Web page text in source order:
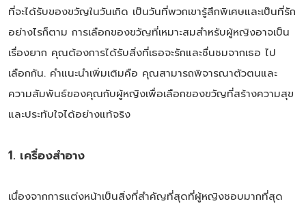
ที่จะได้รับของขวัญในวันเกิด เป็นวันที่พวกเขารู้สึกพิเศษและเป็นที่รัก
อย่างไรก็ตาม การเลือกของขวัญที่เหมาะสมสำหรับผู้หญิงอาจเป็น
เรื่องยาก คุณต้องการได้รับสิ่งที่เธอจะรักและชื่นชมจากเธอ ไป
เลือกกัน. คำแนะนำเพิ่มเติมคือ คุณสามารถพิจารณาตัวตนและ
ความสัมพันธ์ของคุณกับผู้หญิงเพื่อเลือกของขวัญที่สร้างความสุข
และประทับใจได้อย่างแท้จริง
1. เครื่องสำอาง
เนื่องจากการแต่งหน้าเป็นสิ่งที่สำคัญที่สุดที่ผู้หญิงชอบมากที่สุด